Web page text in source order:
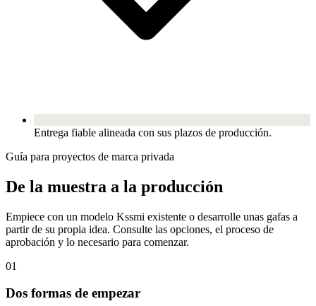
Entrega fiable alineada con sus plazos de producción.
Guía para proyectos de marca privada
De la muestra a la producción
Empiece con un modelo Kssmi existente o desarrolle unas gafas a
partir de su propia idea. Consulte las opciones, el proceso de
aprobación y lo necesario para comenzar.
01
Dos formas de empezar